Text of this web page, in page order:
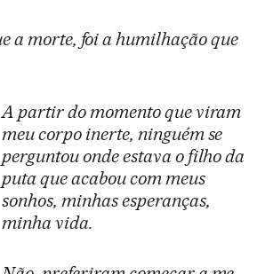
a morte, foi a humilhação que
A partir do momento que viram
meu corpo inerte, ninguém se
perguntou onde estava o filho da
puta que acabou com meus
sonhos, minhas esperanças,
minha vida.